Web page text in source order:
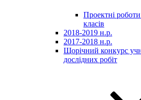
Проектні
класів
2018-2019 н.р.
2017-2018 н.р.
Щорічний конкурс
дослідних робіт